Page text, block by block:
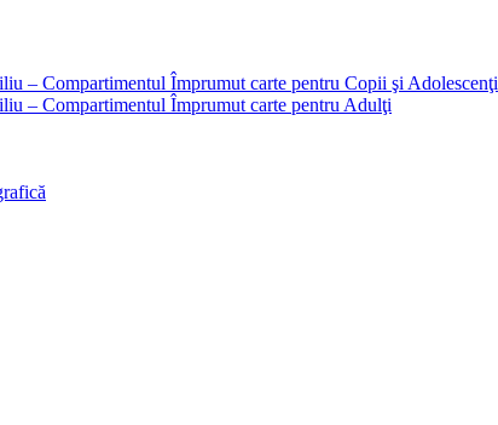
– Compartimentul Împrumut carte pentru Copii şi Adolescenţi
– Compartimentul Împrumut carte pentru Adulţi